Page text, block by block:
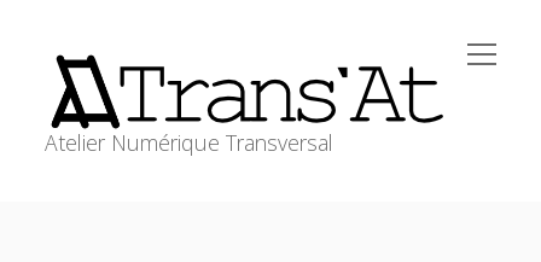
Trans'At
Atelier Numérique Transversal
open
menu